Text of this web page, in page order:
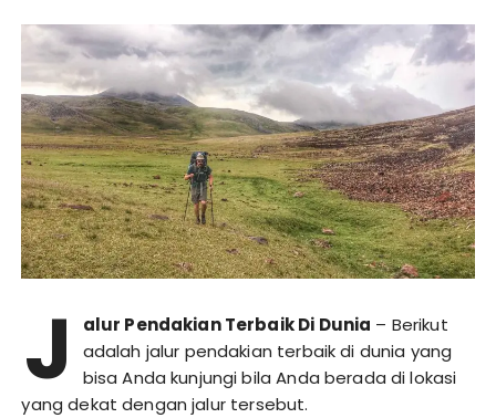
J alur Pendakian Terbaik Di Dunia – Berikut
adalah jalur pendakian terbaik di dunia yang
bisa Anda kunjungi bila Anda berada di lokasi
yang dekat dengan jalur tersebut.